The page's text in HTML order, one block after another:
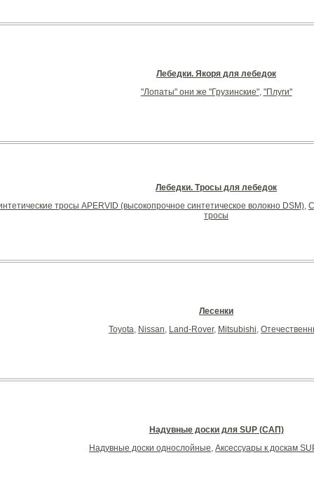
Лебедки. Якоря для лебедок
"Лопаты" они же "Грузинские", "Плуги"
Лебедки. Тросы для лебедок
тросы APERVID (высокопрочное синтетическое волокно DSM),
тросы
Лесенки
Toyota, Nissan, Land-Rover, Mitsubishi,
Надувные доски для SUP (САП)
Надувные доски однослойные, Аксессуары к доскам